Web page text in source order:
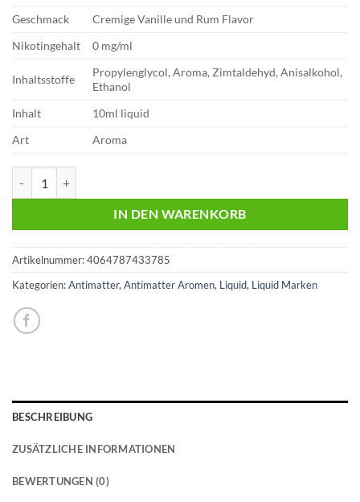
Geschmack
Cremige Vanille und Rum Flavor
Nikotingehalt
0 mg/ml
Inhaltsstoffe
Propylenglycol, Aroma, Zimtaldehyd, Anisalkohol,
Ethanol
Inhalt
10ml liquid
Art
Aroma
IN DEN WARENKORB
Artikelnummer:4064787433785
Kategorien:Antimatter, Antimatter Aromen, Liquid, Liquid Marken
BESCHREIBUNG
ZUSÄTZLICHE INFORMATIONEN
BEWERTUNGEN (0)